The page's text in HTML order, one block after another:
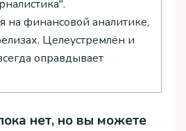
на финансовой аналитике,
Целеустремлён и
оправдывает
нет, но вы можете